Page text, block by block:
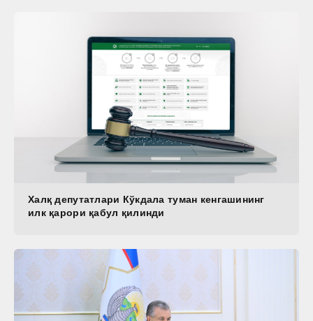
Халқ депутатлари Кўкдала туман кенгашининг
илк қарори қабул қилинди